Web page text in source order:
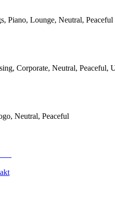
Piano, Lounge, Neutral, Peaceful
Corporate, Neutral, Peaceful,
Neutral, Peaceful